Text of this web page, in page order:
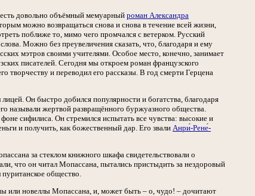
довольно объёмный мемуарный роман Александра
можно возвращаться снова и снова в течение всей жизни,
поближе то, мимо чего промчался с ветерком. Русский
Можно без преувеличения сказать, что, благодаря и ему
мэтров своими учителями. Особое место, конечно, занимает
писателей. Сегодня мы откроем роман французского
творчеству и переводил его рассказы. В год смерти Герцена
Он быстро добился популярности и богатства, благодаря
называли жертвой развращённого буржуазного общества.
сифилиса. Он стремился испытать все чувства: высокие и
и получить, как божественный дар. Его звали Анри́-Рене́-
за стеклом книжного шкафа свидетельствовали о
что он читал Мопассана, пытались пристыдить за нездоровый
общество.
или новеллы Мопассана, и, может быть – о, чудо! – дочитают